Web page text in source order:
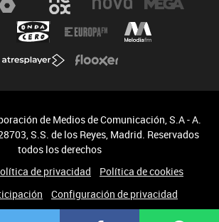
de Medios de Comunicación, S.A - A.
S.S. de los Reyes, Madrid. Reservados
todos los derechos
de privacidad
Política de cookies
Configuración de privacidad